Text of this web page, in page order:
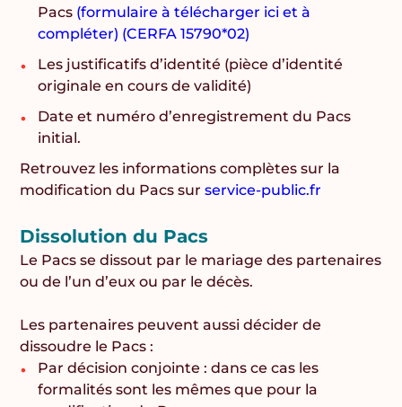
Pacs (formulaire à télécharger ici et à
compléter) (CERFA 15790*02)
Les justificatifs d’identité (pièce d’identité
originale en cours de validité)
Date et numéro d’enregistrement du Pacs
initial.
Retrouvez les informations complètes sur la
modification du Pacs surservice-public.fr
Dissolution du Pacs
Le Pacs se dissout par le mariage des partenaires
ou de l’un d’eux ou par le décès.
Les partenaires peuvent aussi décider de
dissoudre le Pacs :
Par décision conjointe : dans ce cas les
formalités sont les mêmes que pour la